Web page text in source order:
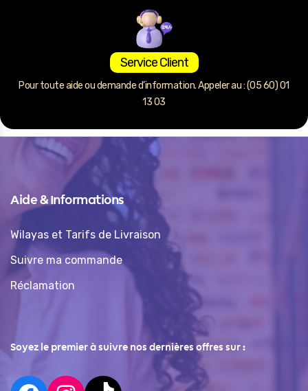
Service Client
Pour toute aide ou demande d’information. Appeler au : (05 60) 01
13 03
Aide & Informations
Wilayas et Tarifs de Livraison
Suivre ma commande
Réclamation
Soyez le premier à suivre nos dernières offres sur :